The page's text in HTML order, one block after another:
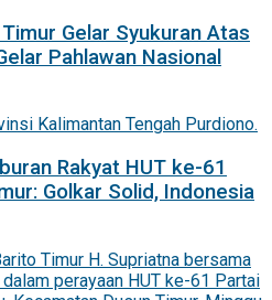
Gelar Syukuran Atas
Pahlawan Nasional
Rakyat HUT ke-61
Golkar Solid, Indonesia